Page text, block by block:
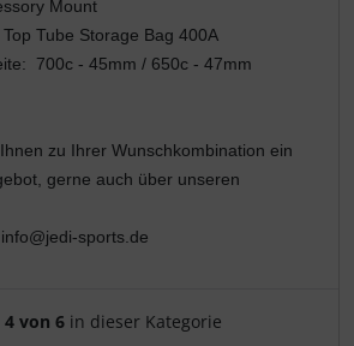
Mount
Tube Storage Bag 400A
700c - 45mm / 650c - 47mm
zu Ihrer Wunschkombination ein
gerne auch über unseren
sports.de
Artikelnavigation innerhalb
4 von 6 in dieser Kategorie